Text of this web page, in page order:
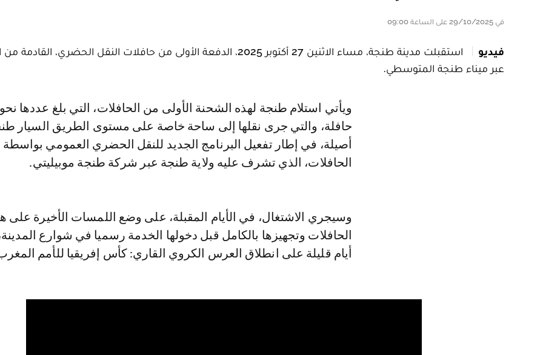
في 29/10/2025 على الساعة 09:00
فيديو
استقبلت مدينة طنجة، مساء الاثنين 27 أكتوبر 2025، الدفعة الأولى من حافلات النقل الحضري،
عبر ميناء طنجة المتوسطي.
ويأتي استلام طنجة لهذه الشحنة الأولى من الحافلات، التي بلغ عددها نحو 125
حافلة، والتي جرى نقلها إلى ساحة خاصة على مستوى الطريق السيار
أصيلة، في إطار تفعيل البرنامج الجديد للنقل الحضري العمومي بواسطة
الحافلات، الذي تشرف عليه ولاية طنجة عبر شركة طنجة موبيليتي.
وسيجري الاشتغال، في الأيام المقبلة، على وضع اللمسات الأخيرة على
الحافلات وتجهيزها بالكامل قبل دخولها الخدمة رسميا في شوارع
أيام قليلة على انطلاق العرس الكروي القاري: كأس إفريقيا للأمم المغرب